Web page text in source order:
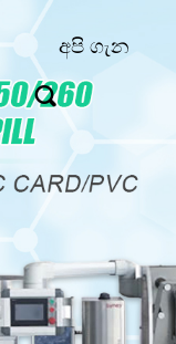
අපි ගැන
